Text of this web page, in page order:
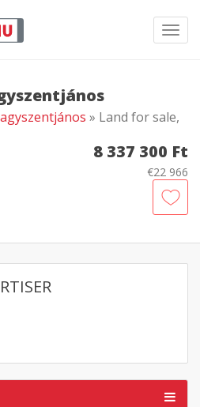
» Land for sale,
8 337 300 Ft
€22 966